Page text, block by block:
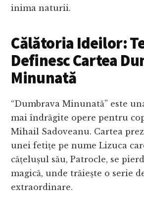
inima naturii.
Călătoria Ideilor:
Definesc Cartea
Minunată
“Dumbrava Minunată” este
mai îndrăgite opere pentru
Mihail Sadoveanu. Cartea
unei fetițe pe nume Lizuca
cățelușul său, Patrocle, se
magică, unde trăiește o serie
extraordinare.